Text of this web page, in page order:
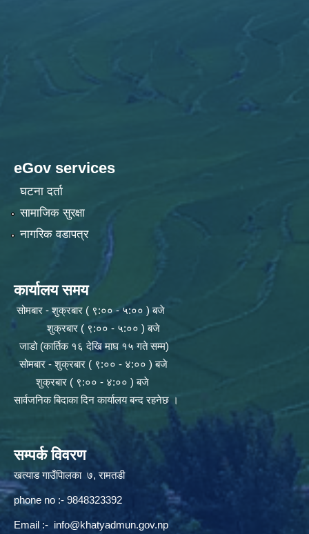
eGov services
घटना दर्ता
सामाजिक सुरक्षा
नागरिक वडापत्र
कार्यालय समय
सोमबार - शुक्रबार ( ९:०० - ५:०० ) बजे
शुक्रबार ( ९:०० - ५:०० ) बजे
जाडो (कार्तिक १६ देखि माघ १५ गते सम्म)
सोमबार - शुक्रबार ( ९:०० - ४:०० ) बजे
शुक्रबार ( ९:०० - ४:०० ) बजे
सार्वजनिक बिदाका दिन कार्यालय बन्द रहनेछ ।
सम्पर्क विवरण
खत्याड गाउँपािलका ७, रामतडी
phone no :- 9848323392
Email :- info@khatyadmun.gov.np